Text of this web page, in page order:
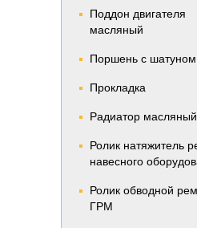
Поддон двигателя
масляный
Поршень с шатуном
Прокладка
Радиатор масляный
Ролик натяжитель
навесного
Ролик обводной
ГРМ